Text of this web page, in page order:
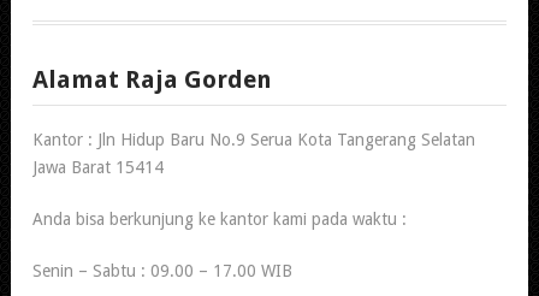
Alamat Raja Gorden
Kantor : Jln Hidup Baru No.9 Serua Kota Tangerang Selatan
Jawa Barat 15414
Anda bisa berkunjung ke kantor kami pada waktu :
Senin – Sabtu : 09.00 – 17.00 WIB